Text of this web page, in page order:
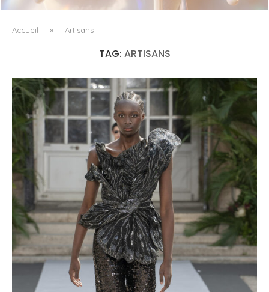
Accueil » Artisans
TAG: ARTISANS